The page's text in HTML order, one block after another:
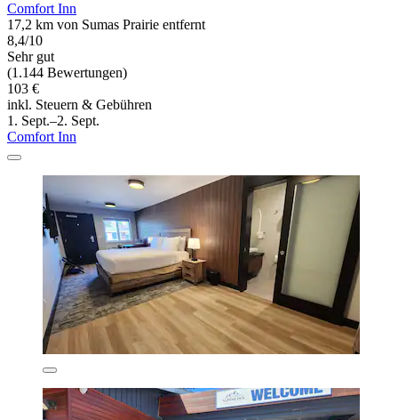
Comfort Inn
17,2 km von Sumas Prairie entfernt
8,4/10
Sehr gut
(1.144 Bewertungen)
103 €
inkl. Steuern & Gebühren
1. Sept.–2. Sept.
Comfort Inn